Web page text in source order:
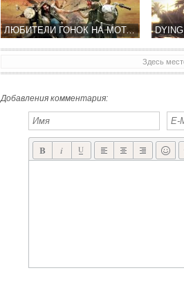
ЛЮБИТЕЛИ ГОНОК НА МОТОЦИКЛЕ ЛИКУЙТЕ! ВЫХОДИТ НОВАЯ ИГРА RIDE
Здесь
Добавления комментария: